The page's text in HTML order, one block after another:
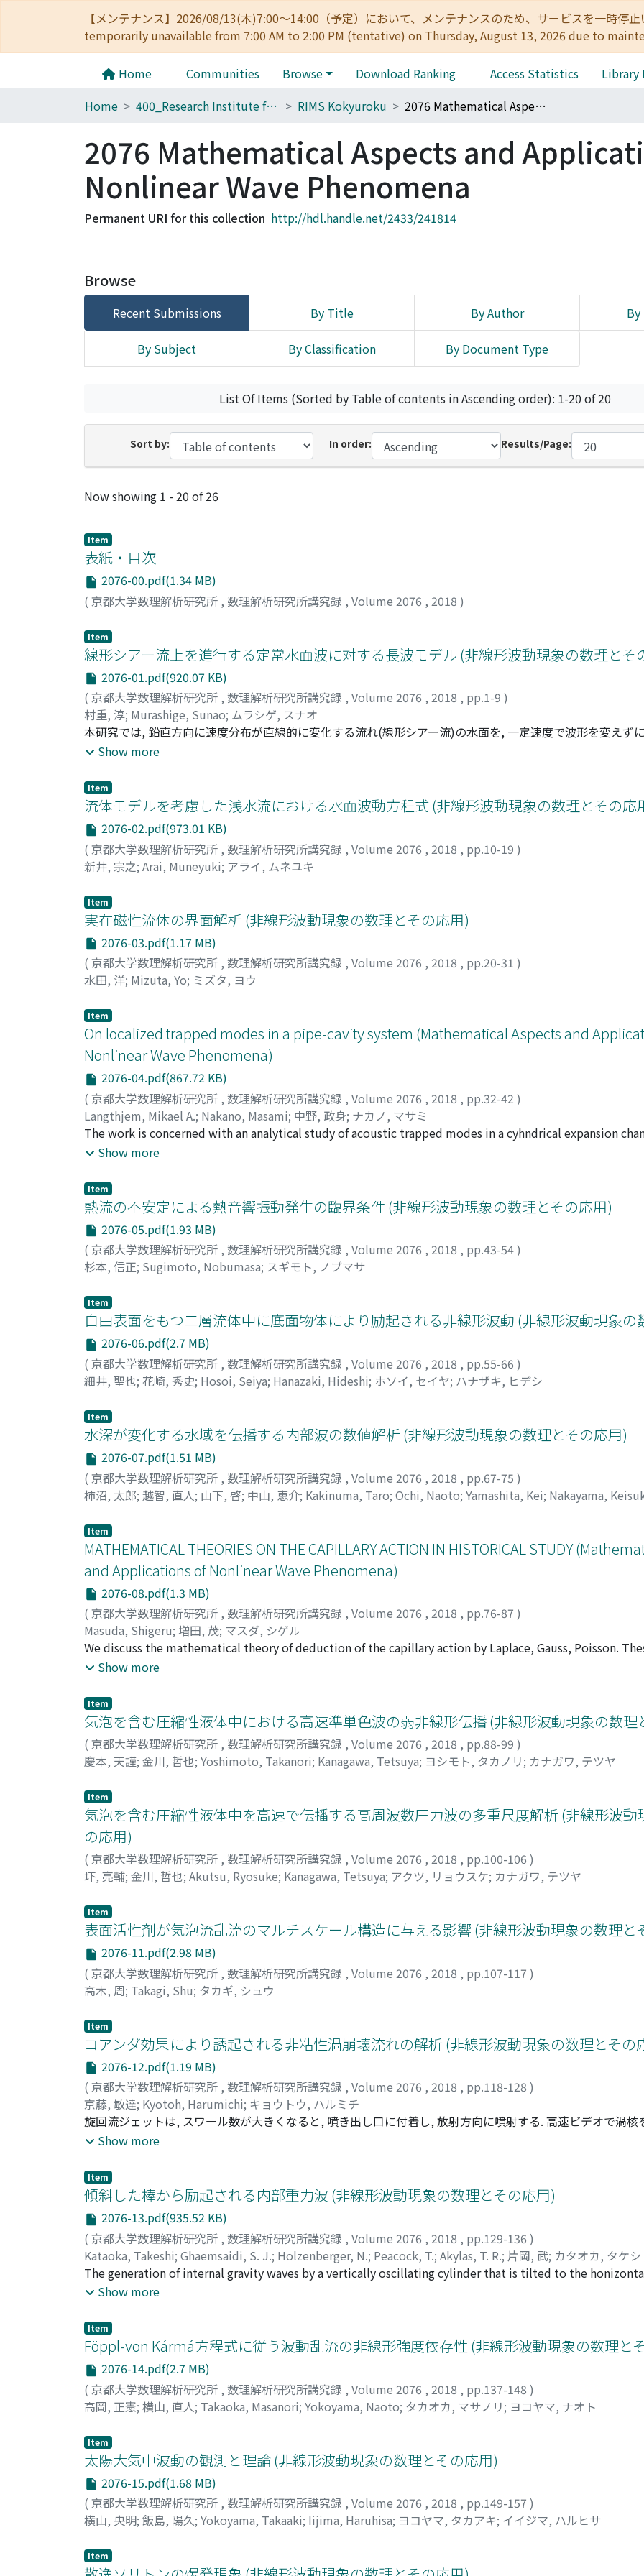
【メンテナンス】2026/08/13(木)7:00～14:00（予定）において、メンテナンスのため、サービスを一時
temporarily unavailable from 7:00 AM to 2:00 PM (tentative) on Thursday, August 13, 2026 due to
Home Communities Browse Download Ranking Access Statistics
Library
Home
400_Research Institute for Mathematical Sciences RIMS Kokyuroku 2076 Mathematical Aspects and Applications of Nonlinear Wave Phenomena
2076 Mathematical Aspects and
Nonlinear Wave Phenomena
Permanent URI for this collection http://hdl.handle.net/2433/241814
Browse
Recent Submissions By Title By Author By
By Subject By Classification By Document Type
List Of Items (Sorted by Table of contents in Ascending order): 1-20 of 20
Sort by: In order: Results/Page:
Recent Submissions
Now showing 1 - 20 of 26
Item
表紙・目次
2076-00.pdf(1.34 MB)
( 京都大学数理解析研究所 , 数理解析研究所講究録 , Volume 2076 , 2018 )
Item
線形シアー流上を進行する定常水面波に対する長波モデル (非線形波動現象の数理とそ
2076-01.pdf(920.07 KB)
( 京都大学数理解析研究所 , 数理解析研究所講究録 , Volume 2076 , 2018 , pp.1-9 )
村重, 淳; Murashige, Sunao; ムラシゲ, スナオ
本研究では, 鉛直方向に速度分布が直線的に変化する流れ(線形シアー流)の水面を, 一定速度で波形を変えずに
長波の数学モデルについて考える. 特に, 等角写像を用いて流場を写した複素平面上で, 新しいタイプの強非線
案モデルの解から得られる波形は波の振幅とともに大きく変化し, 波面が巻き込む場合があることを数値計算
Show more
Item
流体モデルを考慮した浅水流における水面波動方程式 (非線形波動現象の数理とその応
2076-02.pdf(973.01 KB)
( 京都大学数理解析研究所 , 数理解析研究所講究録 , Volume 2076 , 2018 , pp.10-19 )
新井, 宗之; Arai, Muneyuki; アライ, ムネユキ
Item
実在磁性流体の界面解析 (非線形波動現象の数理とその応用)
2076-03.pdf(1.17 MB)
( 京都大学数理解析研究所 , 数理解析研究所講究録 , Volume 2076 , 2018 , pp.20-31 )
水田, 洋; Mizuta, Yo; ミズタ, ヨウ
Item
On localized trapped modes in a pipe-cavity system (Mathematical Aspects and
Nonlinear Wave Phenomena)
2076-04.pdf(867.72 KB)
( 京都大学数理解析研究所 , 数理解析研究所講究録 , Volume 2076 , 2018 , pp.32-42 )
Langthjem, Mikael A.; Nakano, Masami; 中野, 政身; ナカノ, マサミ
The work is concerned with an analytical study of acoustic trapped modes in a cyhndrical expansion
between two semi-infinite pipes (waveguides). Trapped mode solutions are expressed in terms of
terms of the wavenumber k, correspond to trapped modes. In the case of a shallow cavity, in the sense
radius is only slightly larger than the pipe radius, asymptotic approximations for the coeficients of the
apphed. The determinant then reduces to a simple form with four-rowed minors placed on a diagonal,
evaluation and a proof of existence of trapped modes. We consider here circumferential mode numbers
shallow cavity and for low values of the circumferential mode number there is just one trapped mode in
wave number domain k_{min}
Show more
Item
熱流の不安定による熱音響振動発生の臨界条件 (非線形波動現象の数理とその応用)
2076-05.pdf(1.93 MB)
( 京都大学数理解析研究所 , 数理解析研究所講究録 , Volume 2076 , 2018 , pp.43-54)
杉本, 信正; Sugimoto, Nobumasa; スギモト, ノブマサ
Item
自由表面をもつ二層流体中に底面物体により励起される非線形波動 (非線形波動現象の
2076-06.pdf(2.7 MB)
( 京都大学数理解析研究所 , 数理解析研究所講究録 , Volume 2076 , 2018 , pp.55-66 )
細井, 聖也; 花崎, 秀史; Hosoi, Seiya; Hanazaki, Hideshi; ホソイ, セイヤ; ハナザキ, ヒデシ
Item
水深が変化する水域を伝播する内部波の数値解析 (非線形波動現象の数理とその応用)
2076-07.pdf(1.51 MB)
( 京都大学数理解析研究所 , 数理解析研究所講究録 , Volume 2076 , 2018 , pp.67-75 )
柿沼, 太郎; 越智, 直人; 山下, 啓; 中山, 恵介; Kakinuma, Taro; Ochi, Naoto; Yamashita, Kei; Nakayama,
Item
MATHEMATICAL THEORIES ON THE CAPILLARY ACTION IN HISTORICAL STUDY
and Applications of Nonlinear Wave Phenomena)
2076-08.pdf(1.3 MB)
( 京都大学数理解析研究所 , 数理解析研究所講究録 , Volume 2076 , 2018 , pp.76-87 )
Masuda, Shigeru; 増田, 茂; マスダ, シゲル
We discuss the mathematical theory of deduction of the capillary action by Laplace, Gauss, Poisson.
common concept of attraction and repulsive force on continuum, which is realized with two constants.
problems. We assert the two constants are used to formulate the equation of the Navier-Stokes
theory of capillarity.
Show more
Item
気泡を含む圧縮性液体中における高速準単色波の弱非線形伝播 (非線形波動現象の数理
( 京都大学数理解析研究所 , 数理解析研究所講究録 , Volume 2076 , 2018 , pp.88-99 )
慶本, 天謹; 金川, 哲也; Yoshimoto, Takanori; Kanagawa, Tetsuya; ヨシモト, タカノリ; カナガワ, テツヤ
Item
気泡を含む圧縮性液体中を高速で伝播する高周波数圧力波の多重尺度解析 (非線形波動
の応用)
( 京都大学数理解析研究所 , 数理解析研究所講究録 , Volume 2076 , 2018 , pp.100-106 )
圷, 亮輔; 金川, 哲也; Akutsu, Ryosuke; Kanagawa, Tetsuya; アクツ, リョウスケ; カナガワ, テツヤ
Item
表面活性剤が気泡流乱流のマルチスケール構造に与える影響 (非線形波動現象の数理と
2076-11.pdf(2.98 MB)
( 京都大学数理解析研究所 , 数理解析研究所講究録 , Volume 2076 , 2018 , pp.107-117 )
高木, 周; Takagi, Shu; タカギ, シュウ
Item
コアンダ効果により誘起される非粘性渦崩壊流れの解析 (非線形波動現象の数理とその
2076-12.pdf(1.19 MB)
( 京都大学数理解析研究所 , 数理解析研究所講究録 , Volume 2076 , 2018 , pp.118-128 )
京藤, 敏達; Kyotoh, Harumichi; キョウトウ, ハルミチ
旋回流ジェットは, スワール数が大きくなると, 噴き出し口に付着し, 放射方向に噴射する. 高速ビデオで渦核
口で渦核が歳差運動し, 単一渦核がスパイラル状に渦崩壊している様子が観察される. 歳差運動の旋回周波数
成される気柱の運動によって放射される音波を再現することを最終的な目標として研究を進めている. そこで,
解析を行うための前段階として, Bragg-Hawthorne (B-H)方程式から軸対象渦崩壊流れの解を求め, 次いでオ
から擾乱の支配方程式を導き, 非一様流の安定解析により, この旋回周波数の予測を行うことを試みた. ところ
線形安定性に関わる固有値が, 二, 三次元問題では極めて複雑で数値的に求めた固有値が真値であることを検
であることが示唆された. そこで, まず主流について, 軸対称渦崩壊後の簡易な解を導き, できる限り解析的に
うこととした.
Show more
Item
傾斜した棒から励起される内部重力波 (非線形波動現象の数理とその応用)
2076-13.pdf(935.52 KB)
( 京都大学数理解析研究所 , 数理解析研究所講究録 , Volume 2076 , 2018 , pp.129-136 )
Kataoka, Takeshi; Ghaemsaidi, S. J.; Holzenberger, N.; Peacock, T.; Akylas, T. R.; 片岡, 武; カタオカ, タケシ
The generation of internal gravity waves by a vertically oscillating cylinder that is tilted to the
Boussinesq fluid of constant buoyancy frequency N, is investigated. Simple kinematic considerations
there is no longer a radiated wave field. This result is confirmed by supporting laboratory experiments.
Show more
Item
Föppl-von Kármá方程式に従う波動乱流の非線形強度依存性 (非線形波動現象の数理と
2076-14.pdf(2.7 MB)
( 京都大学数理解析研究所 , 数理解析研究所講究録 , Volume 2076 , 2018 , pp.137-148 )
高岡, 正憲; 横山, 直人; Takaoka, Masanori; Yokoyama, Naoto; タカオカ, マサノリ; ヨコヤマ, ナオト
Item
太陽大気中波動の観測と理論 (非線形波動現象の数理とその応用)
2076-15.pdf(1.68 MB)
( 京都大学数理解析研究所 , 数理解析研究所講究録 , Volume 2076 , 2018 , pp.149-157 )
横山, 央明; 飯島, 陽久; Yokoyama, Takaaki; Iijima, Haruhisa; ヨコヤマ, タカアキ; イイジマ, ハルヒサ
Item